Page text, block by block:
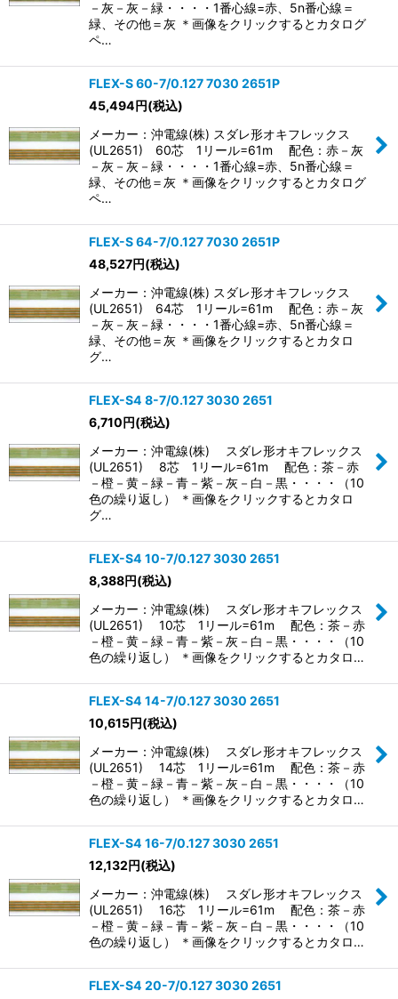
－灰－灰－緑・・・・1番心線=赤、5n番心線＝
緑、その他＝灰 ＊画像をクリックするとカタログ
ペ…
FLEX-S 60-7/0.127 7030 2651P
45,494円(税込)
メーカー：沖電線(株) スダレ形オキフレックス
(UL2651) 60芯 1リール=61m 配色：赤－灰
－灰－灰－緑・・・・1番心線=赤、5n番心線＝
緑、その他＝灰 ＊画像をクリックするとカタログ
ペ…
FLEX-S 64-7/0.127 7030 2651P
48,527円(税込)
メーカー：沖電線(株) スダレ形オキフレックス
(UL2651) 64芯 1リール=61m 配色：赤－灰
－灰－灰－緑・・・・1番心線=赤、5n番心線＝
緑、その他＝灰 ＊画像をクリックするとカタロ
グ…
FLEX-S4 8-7/0.127 3030 2651
6,710円(税込)
メーカー：沖電線(株) スダレ形オキフレックス
(UL2651) 8芯 1リール=61m 配色：茶－赤
－橙－黄－緑－青－紫－灰－白－黒・・・・（10
色の繰り返し） ＊画像をクリックするとカタロ
グ…
FLEX-S4 10-7/0.127 3030 2651
8,388円(税込)
メーカー：沖電線(株) スダレ形オキフレックス
(UL2651) 10芯 1リール=61m 配色：茶－赤
－橙－黄－緑－青－紫－灰－白－黒・・・・（10
色の繰り返し） ＊画像をクリックするとカタロ…
FLEX-S4 14-7/0.127 3030 2651
10,615円(税込)
メーカー：沖電線(株) スダレ形オキフレックス
(UL2651) 14芯 1リール=61m 配色：茶－赤
－橙－黄－緑－青－紫－灰－白－黒・・・・（10
色の繰り返し） ＊画像をクリックするとカタロ…
FLEX-S4 16-7/0.127 3030 2651
12,132円(税込)
メーカー：沖電線(株) スダレ形オキフレックス
(UL2651) 16芯 1リール=61m 配色：茶－赤
－橙－黄－緑－青－紫－灰－白－黒・・・・（10
色の繰り返し） ＊画像をクリックするとカタロ…
FLEX-S4 20-7/0.127 3030 2651